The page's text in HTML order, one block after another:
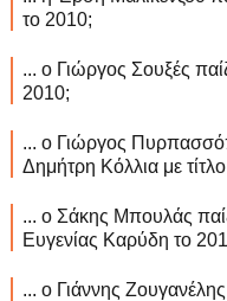
το 2010;
... ο Γιώργος Σουξές
2010;
... ο Γιώργος
Δημήτρη Κόλλια με
... ο Σάκης Μπουλάς
Ευγενίας Καρύδη το
... ο Γιάννης